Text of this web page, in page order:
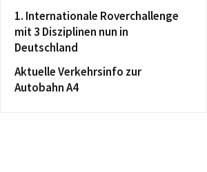
1. Internationale Roverchallenge
mit 3 Disziplinen nun in
Deutschland
Aktuelle Verkehrsinfo zur
Autobahn A4